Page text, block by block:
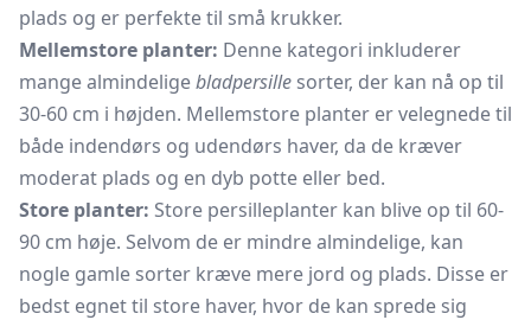
plads og er perfekte til små krukker.
Mellemstore planter: Denne kategori inkluderer
mange almindeligebladpersille sorter, der kan nå op til
30-60 cm i højden. Mellemstore planter er velegnede til
både indendørs og udendørs haver, da de kræver
moderat plads og en dyb potte eller bed.
Store planter: Store persilleplanter kan blive op til 60-
90 cm høje. Selvom de er mindre almindelige, kan
nogle gamle sorter kræve mere jord og plads. Disse er
bedst egnet til store haver, hvor de kan sprede sig